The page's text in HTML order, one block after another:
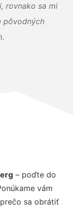
rovnako sa mi
pôvodných
– poďte do
vám
sa obrátiť